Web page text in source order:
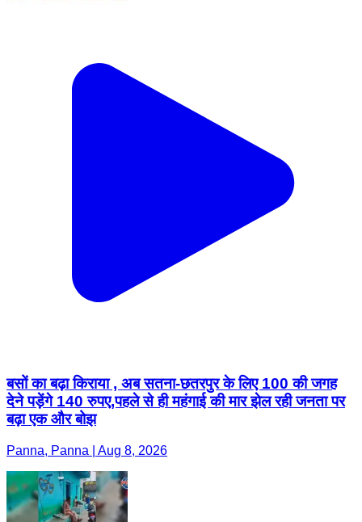
बसों का बढ़ा किराया , अब सतना-छतरपुर के लिए 100 की जगह
देने पड़ेंगे 140 रुपए,पहले से ही महंगाई की मार झेल रही जनता पर
बढ़ा एक और बोझ
Panna, Panna | Aug 8, 2026